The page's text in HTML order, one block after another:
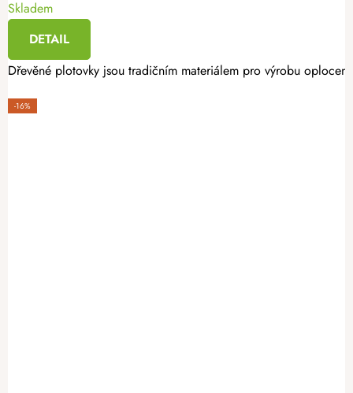
Skladem
DETAIL
Dřevěné plotovky jsou tradičním materiálem pro výrobu
-16%